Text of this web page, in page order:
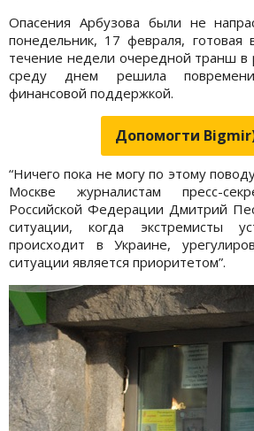
Опасения Арбузова были не
понедельник, 17 февраля, готовая
течение недели очередной транш
среду днем решила
финансовой поддержкой.
Допомогти
“Ничего пока не могу по этому
Москве журналистам пресс-
Российской Федерации Дмитрий
ситуации, когда экстремисты
происходит в Украине,
ситуации является приоритетом”.